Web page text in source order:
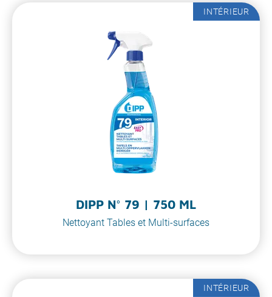
INTÉRIEUR
DIPP N° 79 | 750 ML
Nettoyant Tables et Multi-surfaces
INTÉRIEUR